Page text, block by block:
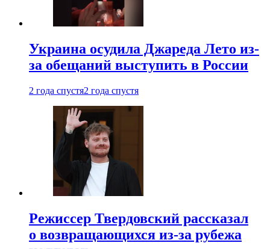
Украина осудила Джареда Лето из-
за обещаний выступить в России
2 года спустя2 года спустя
Режиссер Твердовский рассказал
о возвращающихся из-за рубежа